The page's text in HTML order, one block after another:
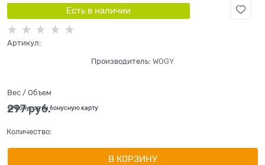
Есть в наличии
Артикул:
Производитель: WOGY
Вес / Объем
297 руб.
+9 бонусов на бонусную карту
Количество:
В КОРЗИНУ